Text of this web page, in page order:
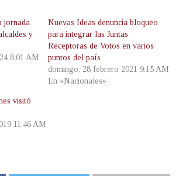
jornada
y
8:01 AM
Nuevas Ideas denuncia bloqueo
para integrar las Juntas
Receptoras de Votos en varios
puntos del país
domingo, 28 febrero 2021 9:15 AM
En «Nacionales»
visitó
11:46 AM